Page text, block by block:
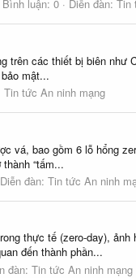
Bình luận: 0 Diễn đàn: Tin
các thiết bị biên như
mật...
Tin tức An ninh mạng
vá, bao gồm 6 lỗ hổng
“tấm...
Diễn đàn: Tin tức An ninh
thực tế (zero-day),
đến thành phần...
đàn: Tin tức An ninh mạng